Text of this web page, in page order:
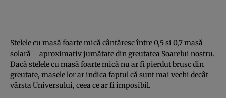
Stelele cu masă foarte mică cântăresc între 0,5 și 0,7 masă
solară – aproximativ jumătate din greutatea Soarelui nostru.
Dacă stelele cu masă foarte mică nu ar fi pierdut brusc din
greutate, masele lor ar indica faptul că sunt mai vechi decât
vârsta Universului, ceea ce ar fi imposibil.